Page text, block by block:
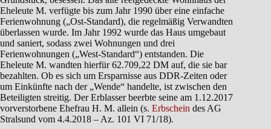
Eheleute M. verfügte bis zum Jahr 1990 über eine einfache
Ferienwohnung („Ost-Standard), die regelmäßig Verwandten
überlassen wurde. Im Jahr 1992 wurde das Haus umgebaut
und saniert, sodass zwei Wohnungen und drei
Ferienwohnungen („West-Standard“) entstanden. Die
Eheleute M. wandten hierfür 62.709,22 DM auf, die sie bar
bezahlten. Ob es sich um Ersparnisse aus DDR-Zeiten oder
um Einkünfte nach der „Wende“ handelte, ist zwischen den
Beteiligten streitig. Der Erblasser beerbte seine am 1.12.2017
vorverstorbene Ehefrau H. M. allein (s. Erbschein des AG
Stralsund vom 4.4.2018 – Az. 101 VI 71/18).